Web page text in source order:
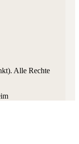
. Alle Rechte